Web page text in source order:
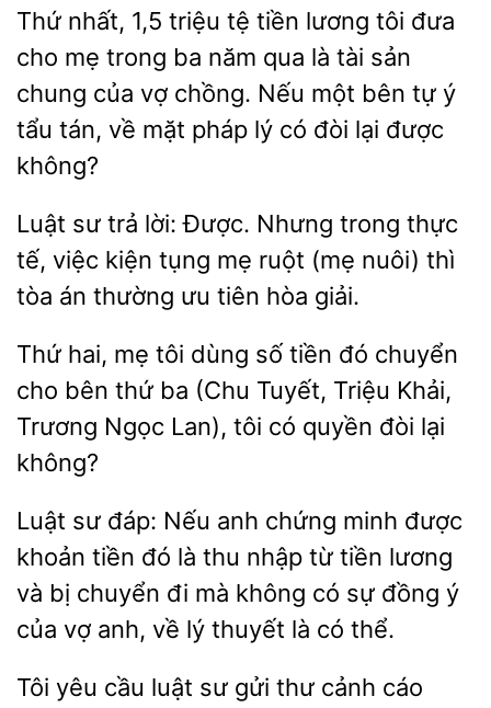
Thứ nhất, 1,5 triệu tệ tiền lương tôi đưa
cho mẹ trong ba năm qua là tài sản
chung
vợ chồng. Nếu một bên tự ý
tẩu tán, về mặt pháp
có đòi
được
không?
Luật sư trả lời: Được. Nhưng trong thực
tế, việc kiện tụng mẹ ruột
thì
tòa án thường ưu
hòa giải.
Thứ hai,
tôi dùng số tiền đó chuyển
cho bên thứ ba (Chu Tuyết, Triệu Khải,
Ngọc Lan),
có quyền đòi lại
không?
sư đáp: Nếu anh chứng minh được
khoản tiền đó là
nhập từ tiền lương
và bị
đi mà không có sự đồng ý
của vợ anh, về lý thuyết là có thể.
Tôi yêu sư
thư cảnh cáo